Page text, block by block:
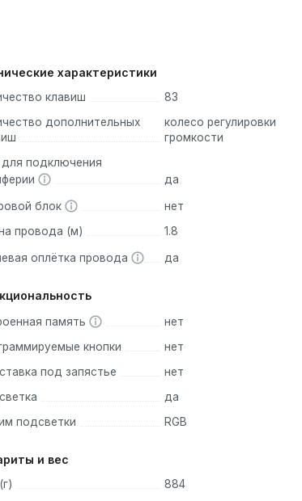
характеристики
клавиш
83
дополнительных
колесо регулировки
громкости
для подключения
да
блок
нет
провода (м)
1.8
оплётка провода да
память
нет
кнопки
нет
под запястье
нет
да
подсветки
RGB
и вес
884